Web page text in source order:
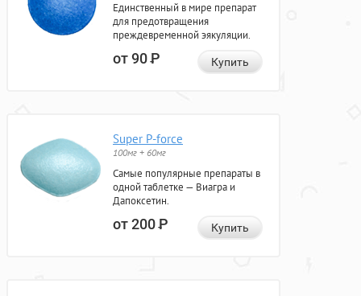
Единственный в мире препарат
для предотвращения
преждевременной эякуляции.
от 90Р Купить
Super P-force
100мг + 60мг
Самые популярные препараты в
одной таблетке — Виагра и
Дапоксетин.
от 200Р Купить